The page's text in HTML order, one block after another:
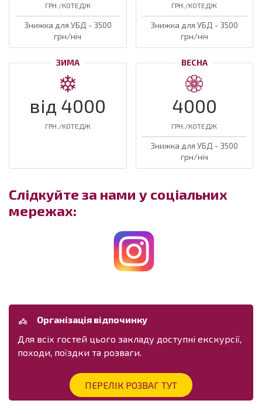
ГРН./КОТЕДЖ
Знижка для УБД - 3500
грн/ніч
ГРН./КОТЕДЖ
Знижка для УБД - 3500
грн/ніч
ЗИМА
від 4000
ГРН./КОТЕДЖ
ВЕСНА
4000
ГРН./КОТЕДЖ
Знижка для УБД - 3500
грн/ніч
Слідкуйте за нами у соціальних
мережах:
Організація відпочинку
Для всіх гостей цього закладу доступні екскурсії,
походи, поїздки та розваги.
ПЕРЕЛІК РОЗВАГ ТУТ